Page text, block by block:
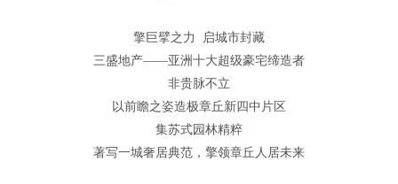
擎巨擘之力 启城市封藏
三盛地产——亚洲十大超级豪宅缔造者
非贵脉不立
以前瞻之姿造极章丘新四中片区
集苏式园林精粹
著写一城奢居典范，擎领章丘人居未来